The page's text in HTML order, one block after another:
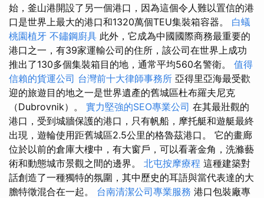
始，釜山港開設了另一個港口，因為這個令人難以置信的港
口是世界上最大的港口和1320萬個TEU集裝箱容器。 白蟻
桃園植牙 不鏽鋼廚具 此外，它成為中國國際商務最重要的
港口之一，有39家運輸公司的住所，該公司在世界上成功
推出了130多個集裝箱目的地，通常平均560名警衛。 值得
信賴的貨運公司 台灣前十大律師事務所 亞得里亞海最受歡
迎的旅遊目的地之一是世界遺產的舊城區杜布羅夫尼克
（Dubrovnik）。 實力堅強的SEO專業公司 在其最壯觀的
港口，受到城牆保護的港口，只有帆船，摩托艇和遊艇最終
出現，遊輪使用距舊城區2.5公里的格魯茲港口。 它的畫廊
位於以前的倉庫大樓中，有大窗戶，可以看著金角，洗滌藝
術和動態城市景觀之間的邊界。 北屯按摩療程 這種建築對
話創造了一種獨特的氛圍，其中歷史的耳語與當代表達的大
膽特徵混合在一起。 台南清潔公司專業服務 港口包裝廠專